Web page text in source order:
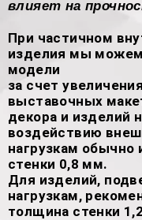
влияет на
При частичном
изделия мы
модели
за счет
выставочных
декора и изделий
воздействию
нагрузкам обычно
стенки 0,8 мм.
Для изделий,
нагрузкам,
толщина стенки